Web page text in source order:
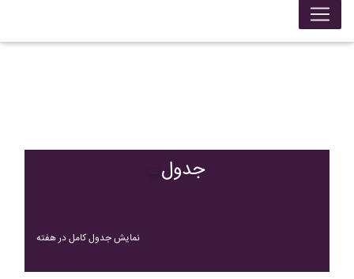
جدول
نمایش جدول کامل در هفته